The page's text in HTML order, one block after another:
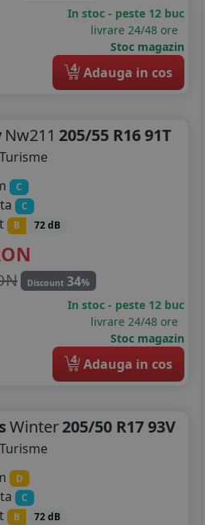
In stoc - peste 12 buc
livrare 24/48 ore
Stoc magazin
4 Adauga in cos
Nw211 205/55 R16 91T
Turisme
C
C
B 72 dB
Discount 34%
In stoc - peste 12 buc
livrare 24/48 ore
Stoc magazin
4 Adauga in cos
Winter205/50 R17 93V
Turisme
D
C
B 72 dB